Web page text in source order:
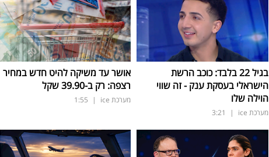
בגיל 22 בלבד: כוכב הרשת
הישראלי בעסקת ענק - זה שווי
הוילה שלו
מערכת ice |
3:21
אושר עד משיקה להיט חדש במחיר
רצפה: רק ב-39.90 שקל
מערכת ice |
1:55